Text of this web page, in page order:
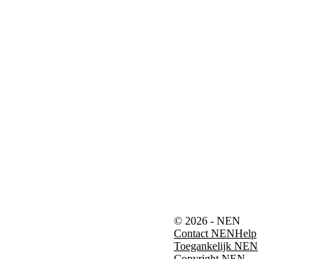
© 2026 - NEN
Contact NENHelp
Toegankelijk NEN